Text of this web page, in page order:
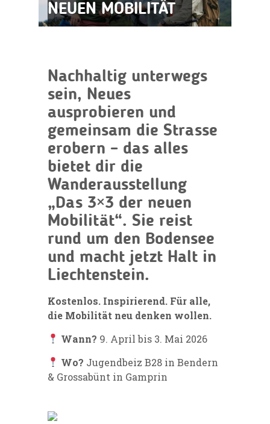
NEUEN MOBILITÄT
Nachhaltig unterwegs
sein, Neues
ausprobieren und
gemeinsam die Strasse
erobern – das alles
bietet dir die
Wanderausstellung
„Das 3×3 der neuen
Mobilität“. Sie reist
rund um den Bodensee
und macht jetzt Halt in
Liechtenstein.
Kostenlos. Inspirierend. Für alle,
die Mobilität neu denken wollen.
Wann? 9. April bis 3. Mai 2026
Wo? Jugendbeiz B28 in Bendern
& Grossabünt in Gamprin